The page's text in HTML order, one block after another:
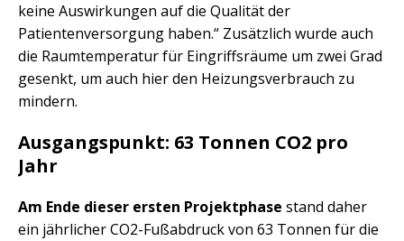
keine Auswirkungen auf die Qualität der
Patientenversorgung haben.“ Zusätzlich wurde auch
die Raumtemperatur für Eingriffsräume um zwei Grad
gesenkt, um auch hier den Heizungsverbrauch zu
mindern.
Ausgangspunkt: 63 Tonnen CO2 pro
Jahr
Am Ende dieser ersten Projektphase stand daher
ein jährlicher CO2-Fußabdruck von 63 Tonnen für die